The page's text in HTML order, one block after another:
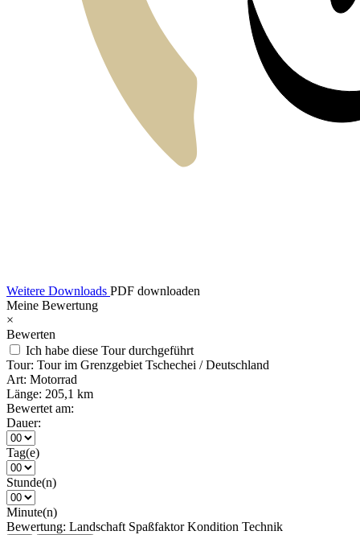
Weitere Downloads PDF downloaden
Meine Bewertung
×
Bewerten
Ich habe diese Tour durchgeführt
Tour: Tour im Grenzgebiet Tschechei / Deutschland
Art: Motorrad
Länge: 205,1 km
Bewertet am:
Dauer:
Tag(e)
Stunde(n)
Minute(n)
Bewertung: Landschaft Spaßfaktor Kondition Technik